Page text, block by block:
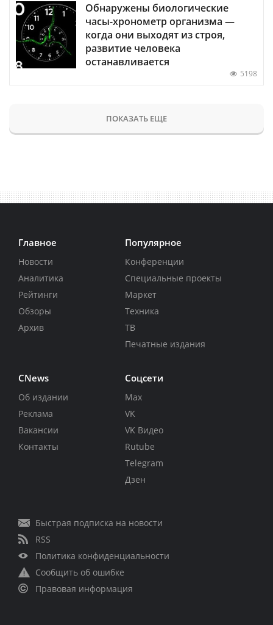
Обнаружены биологические
часы-хронометр организма —
когда они выходят из строя,
развитие человека
останавливается
5198
ПОКАЗАТЬ ЕЩЕ
Главное
Новости
Аналитика
Рейтинги
Обзоры
Архив
Популярное
Конференции
Специальные проекты
Маркет
Техника
ТВ
Печатные издания
CNews
Об издании
Реклама
Вакансии
Контакты
Соцсети
Max
VK
VK Видео
Rutube
Telegram
Дзен
Быстрая подписка на новости
RSS
Политика конфиденциальности
Сообщить об ошибке
Правовая информация